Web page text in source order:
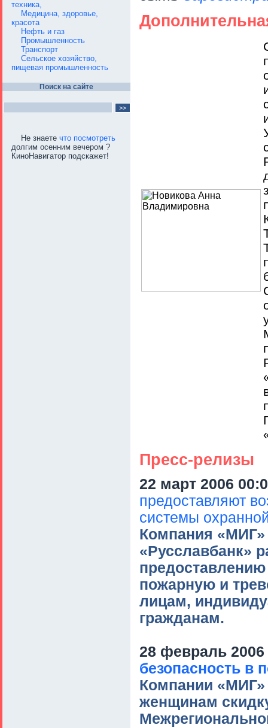
техника,
Медицина, здоровье,
красота
Нефть и газ
Промышленность
Транспорт
Сельское хозяйство,
пищевая промышленность
Поиск на сайте
Не знаете что посмотреть
долгим осенним вечером ?
КиноНавигатор подскажет!
Пресс-релизы
22 март 2006
предоставляют
системы
Компания «МИГ»
«Русславбанк»
предоставлению
пожарную и
лицам,
гражданам.
28 февраль 2006
безопасность в
Компании «МИГ»
женщинам